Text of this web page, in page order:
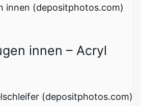
innen – Acryl